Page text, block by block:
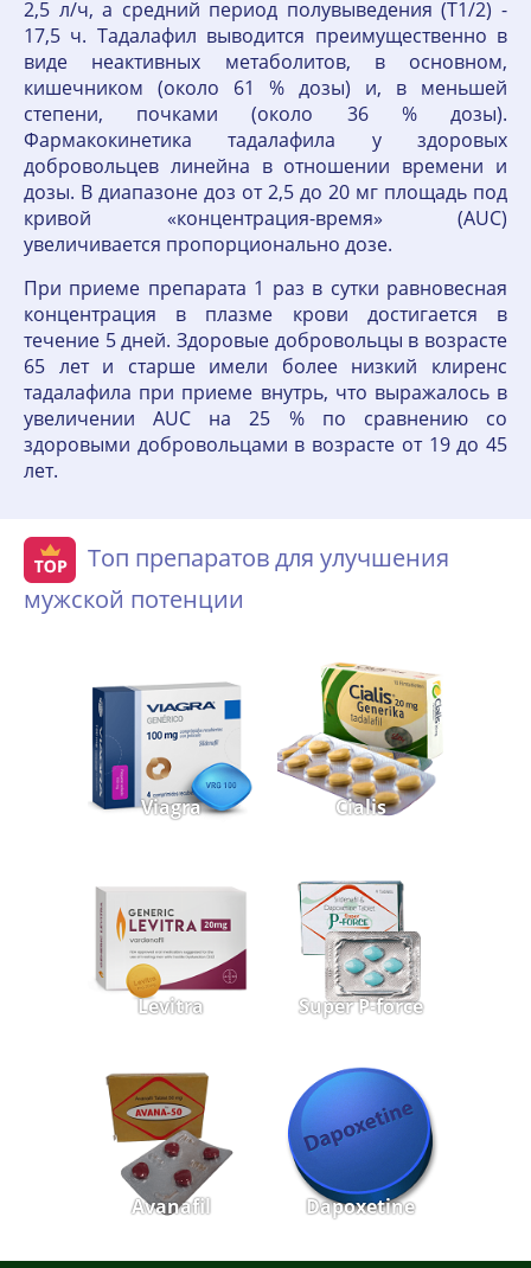
2,5 л/ч, а средний период полувыведения (Т1/2) -
17,5 ч. Тадалафил выводится преимущественно в
виде неактивных метаболитов, в основном,
кишечником (около 61 % дозы) и, в меньшей
степени, почками (около 36 % дозы).
Фармакокинетика тадалафила у здоровых
добровольцев линейна в отношении времени и
дозы. В диапазоне доз от 2,5 до 20 мг площадь под
кривой «концентрация-время» (AUC)
увеличивается пропорционально дозе.
При приеме препарата 1 раз в сутки равновесная
концентрация в плазме крови достигается в
течение 5 дней. Здоровые добровольцы в возрасте
65 лет и старше имели более низкий клиренс
тадалафила при приеме внутрь, что выражалось в
увеличении AUC на 25 % по сравнению со
здоровыми добровольцами в возрасте от 19 до 45
лет.
Топ препаратов для улучшения
мужской потенции
Viagra Cialis
Levitra Super P-force
Avanafil Dapoxetine